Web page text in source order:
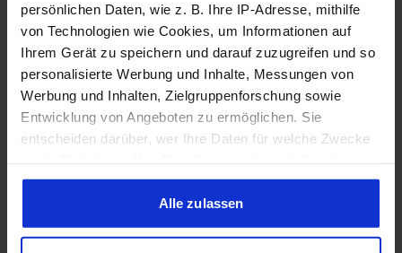
persönlichen Daten, wie z. B. Ihre IP-Adresse, mithilfe
von Technologien wie Cookies, um Informationen auf
Ihrem Gerät zu speichern und darauf zuzugreifen und so
personalisierte Werbung und Inhalte, Messungen von
Werbung und Inhalten, Zielgruppenforschung sowie
Entwicklung von Angeboten zu ermöglichen. Sie
entscheiden darüber, wer Ihre Daten für welche Zwecke
Cookie-Erklärung oder durch Klicken auf das Privacy
Trigger Symbol ändern oder widerrufen
Alle zulassen
ZUM BESTPREIS
Vergleichen
Gewinne einen MSI Gaming PC mit RTX 5070